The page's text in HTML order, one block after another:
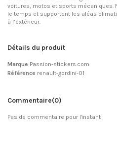
voitures, motos et sports
le temps et supportent les aléas
à l’extérieur.
Détails du produit
Marque Passion-stickers.com
Référence renault-gordini-01
Commentaire(0)
Pas de commentaire pour l'instant